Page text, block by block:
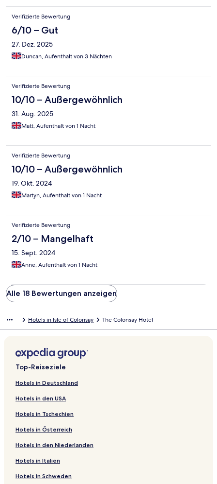
Verifizierte Bewertung
6/10 – Gut
27. Dez. 2025
Duncan, Aufenthalt von 3 Nächten
Verifizierte Bewertung
10/10 – Außergewöhnlich
31. Aug. 2025
Matt, Aufenthalt von 1 Nacht
Verifizierte Bewertung
10/10 – Außergewöhnlich
19. Okt. 2024
Martyn, Aufenthalt von 1 Nacht
Verifizierte Bewertung
2/10 – Mangelhaft
15. Sept. 2024
Anne, Aufenthalt von 1 Nacht
Alle 18 Bewertungen anzeigen
Hotels in Isle of Colonsay The Colonsay Hotel
Top-Reiseziele
Hotels in Deutschland
Hotels in den USA
Hotels in Tschechien
Hotels in Österreich
Hotels in den Niederlanden
Hotels in Italien
Hotels in Schweden